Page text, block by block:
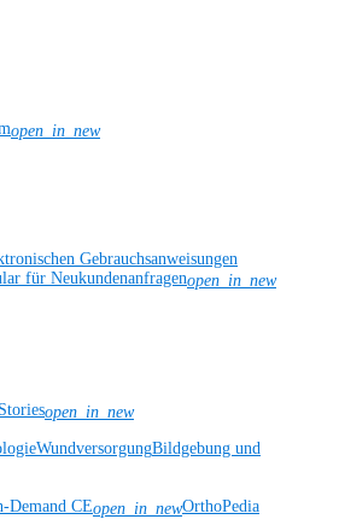
open_in_new
Gebrauchsanweisungen
für Neukundenanfragenopen_in_new
open_in_new
WundversorgungBildgebung und
Demand CEopen_in_newOrthoPedia